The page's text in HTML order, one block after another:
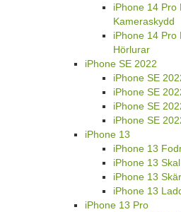
iPhone 14 Pro
Kameraskydd
iPhone 14 Pro
Hörlurar
iPhone SE 2022
iPhone SE
iPhone SE
iPhone SE
iPhone SE
iPhone 13
iPhone 13
iPhone 13 Skal
iPhone 13
iPhone 13
iPhone 13 Pro